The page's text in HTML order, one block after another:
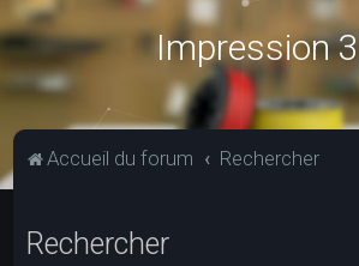
Impression
Accueil du forum Rechercher
Rechercher